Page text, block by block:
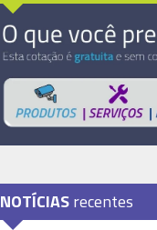
NOTÍCIASrecentes